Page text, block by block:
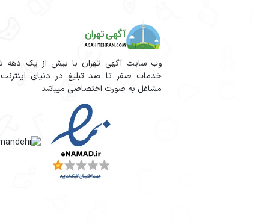
وب سایت آگهی تهران با بیش از یک دهه
خدمات صفر تا صد تبلیغ در دنیای اینترنت
مشاغل به صورت اختصاصی میباشد